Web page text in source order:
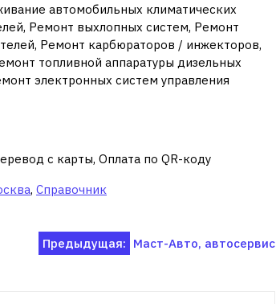
автомобильных климатических
Ремонт выхлопных систем, Ремонт
Ремонт карбюраторов / инжекторов,
топливной аппаратуры дизельных
электронных систем управления
с карты, Оплата по QR-коду
, Справочник
Предыдущая: Маст-Авто, автосервис